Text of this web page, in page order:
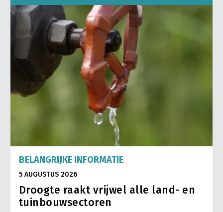
BELANGRIJKE INFORMATIE
5 AUGUSTUS 2026
Droogte raakt vrijwel alle land- en
tuinbouwsectoren